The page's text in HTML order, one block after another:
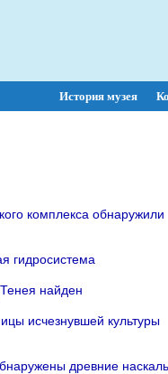
История музея
комплекса обнаружили
гидросистема
найден
исчезнувшей культуры
древние